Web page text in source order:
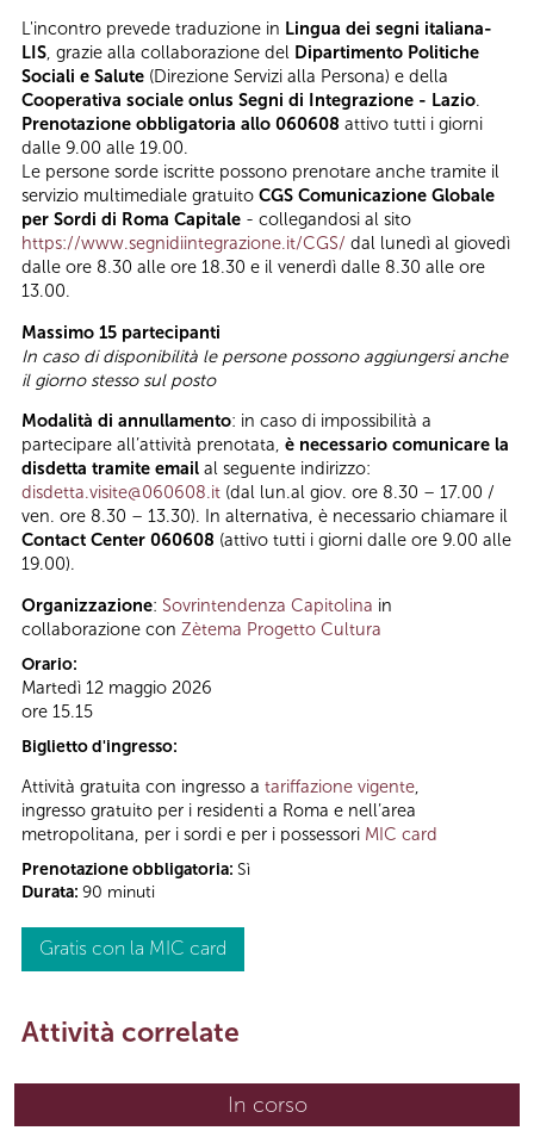
L'incontro prevede traduzione in Lingua dei segni italiana-
LIS, grazie alla collaborazione del Dipartimento Politiche
Sociali e Salute (Direzione Servizi alla Persona) e della
Cooperativa sociale onlus Segni di Integrazione - Lazio.
Prenotazione obbligatoria allo 060608 attivo tutti i giorni
dalle 9.00 alle 19.00.
Le persone sorde iscritte possono prenotare anche tramite il
servizio multimediale gratuito CGS Comunicazione Globale
per Sordi di Roma Capitale - collegandosi al sito
https://www.segnidiintegrazione.it/CGS/ dal lunedì al giovedì
dalle ore 8.30 alle ore 18.30 e il venerdì dalle 8.30 alle ore
13.00.
Massimo 15 partecipanti
In caso di disponibilità le persone possono aggiungersi anche
il giorno stesso sul posto
Modalità di annullamento: in caso di impossibilità a
partecipare all’attività prenotata, è necessario comunicare la
disdetta tramite email al seguente indirizzo:
disdetta.visite@060608.it (dal lun.al giov. ore 8.30 – 17.00 /
ven. ore 8.30 – 13.30). In alternativa, è necessario chiamare il
Contact Center 060608 (attivo tutti i giorni dalle ore 9.00 alle
19.00).
Organizzazione: Sovrintendenza Capitolina in
collaborazione con Zètema Progetto Cultura
Orario:
Martedì 12 maggio 2026
ore 15.15
Biglietto d'ingresso:
Attività gratuita con ingresso a tariffazione vigente,
ingresso gratuito per i residenti a Roma e nell’area
metropolitana, per i sordi e per i possessori MIC card
Prenotazione obbligatoria: Sì
Durata: 90 minuti
Gratis con la MIC card
Attività correlate
In corso(scheda attiva)